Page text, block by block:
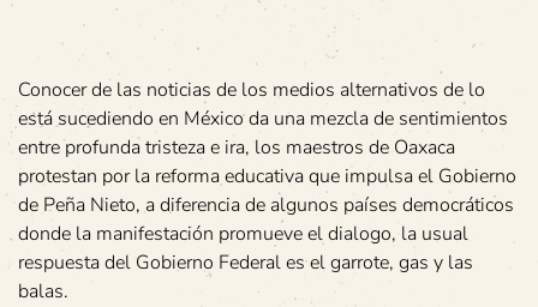
Conocer de las noticias de los medios alternativos de lo
está sucediendo en México da una mezcla de sentimientos
entre profunda tristeza e ira, los maestros de Oaxaca
protestan por la reforma educativa que impulsa el Gobierno
de Peña Nieto, a diferencia de algunos países democráticos
donde la manifestación promueve el dialogo, la usual
respuesta del Gobierno Federal es el garrote, gas y las
balas.